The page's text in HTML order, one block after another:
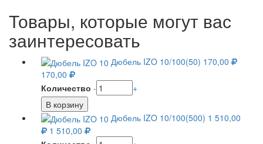
Товары, которые могут вас
заинтересовать
Дюбель IZO 10/100(50) 170,00
170,00
Количество - +
Дюбель IZO 10/100(500) 1 510,00
1 510,00